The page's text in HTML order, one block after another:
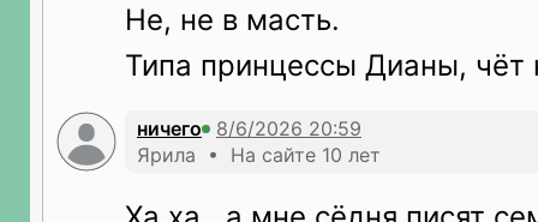
Не, не в масть.
Типа принцессы Дианы, чёт
ничего
Ярила • На сайте 10 лет